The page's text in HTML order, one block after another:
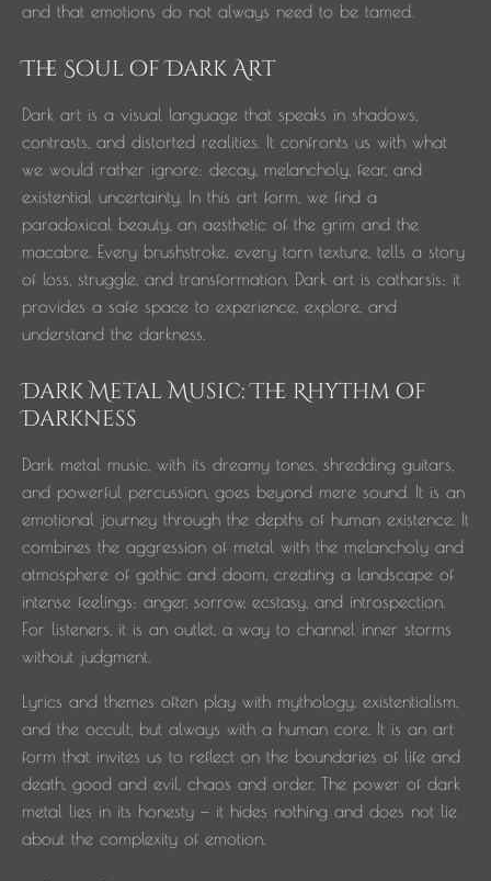
and that emotions do not always need to be tamed.
The Soul of Dark Art
Dark art is a visual language that speaks in shadows,
contrasts, and distorted realities. It confronts us with what
we would rather ignore: decay, melancholy, fear, and
existential uncertainty. In this art form, we find a
paradoxical beauty, an aesthetic of the grim and the
macabre. Every brushstroke, every torn texture, tells a story
of loss, struggle, and transformation. Dark art is catharsis; it
provides a safe space to experience, explore, and
understand the darkness.
Dark Metal Music: The Rhythm of
Darkness
Dark metal music, with its dreamy tones, shredding guitars,
and powerful percussion, goes beyond mere sound. It is an
emotional journey through the depths of human existence. It
combines the aggression of metal with the melancholy and
atmosphere of gothic and doom, creating a landscape of
intense feelings: anger, sorrow, ecstasy, and introspection.
For listeners, it is an outlet, a way to channel inner storms
without judgment.
Lyrics and themes often play with mythology, existentialism,
and the occult, but always with a human core. It is an art
form that invites us to reflect on the boundaries of life and
death, good and evil, chaos and order. The power of dark
metal lies in its honesty — it hides nothing and does not lie
about the complexity of emotion.